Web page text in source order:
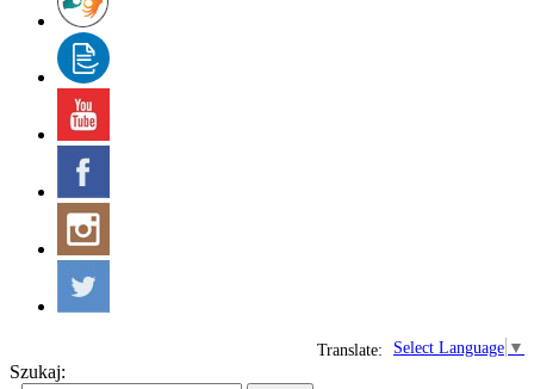
Select Language ▼
Translate:
Szukaj: